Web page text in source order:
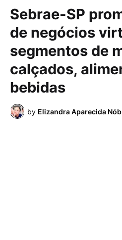
Sebrae-SP
de negócios
segmentos de
calçados,
bebidas
by Elizandra Aparecida